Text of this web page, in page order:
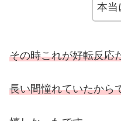
本当
その時これが好転反応
長い間憧れていたから